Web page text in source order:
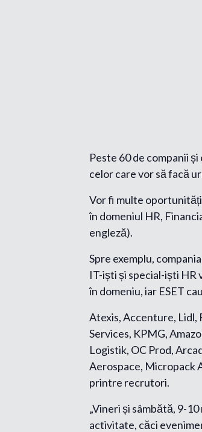
Peste 60 de companii
celor care vor să facă
Vor fi multe oportunități
în domeniul HR,
engleză).
Spre exemplu,
IT-iști și special-iști HR
în domeniu, iar ESET
Atexis, Accenture, Lidl,
Services, KPMG,
Logistik, OC Prod,
Aerospace, Micropack
printre recrutori.
„Vineri și sâmbătă, 9-
activitate, căci